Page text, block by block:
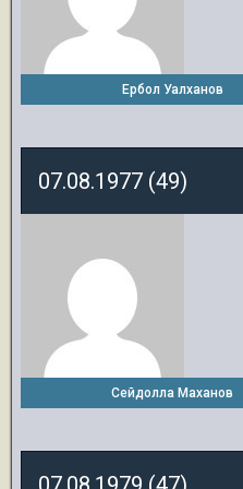
Ербол Уалханов
07.08.1977 (49)
Сейдолла Маханов